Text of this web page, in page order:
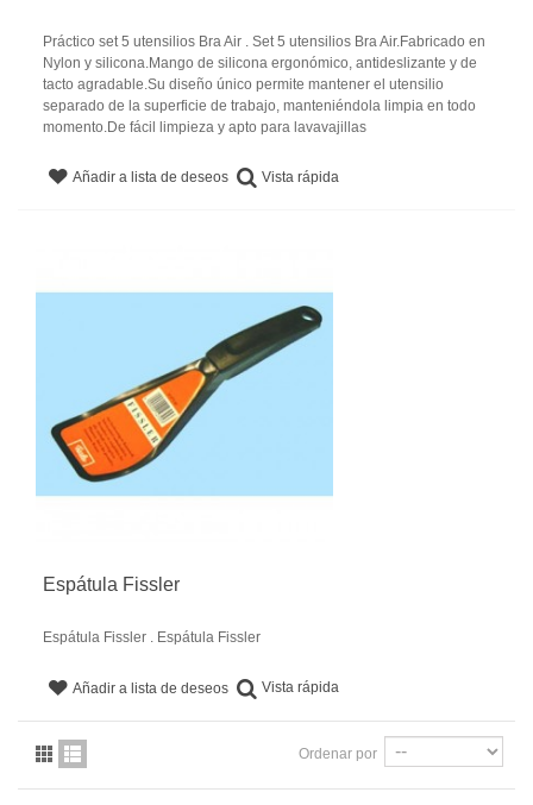
Práctico set 5 utensilios Bra Air . Set 5 utensilios Bra Air.Fabricado en
Nylon y silicona.Mango de silicona ergonómico, antideslizante y de
tacto agradable.Su diseño único permite mantener el utensilio
separado de la superficie de trabajo, manteniéndola limpia en todo
momento.De fácil limpieza y apto para lavavajillas
Añadir a lista de deseos Vista rápida
Espátula Fissler
Espátula Fissler . Espátula Fissler
Añadir a lista de deseos Vista rápida
Ordenar por